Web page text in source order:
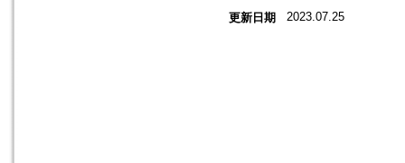
更新日期 2023.07.25